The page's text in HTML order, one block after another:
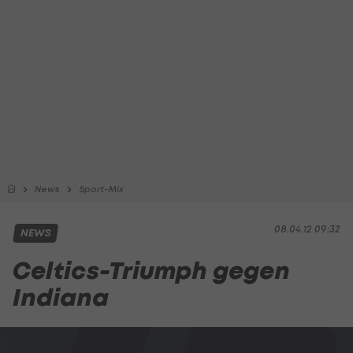
News Sport-Mix
08.04.12 09:32
NEWS
Celtics-Triumph gegen
Indiana